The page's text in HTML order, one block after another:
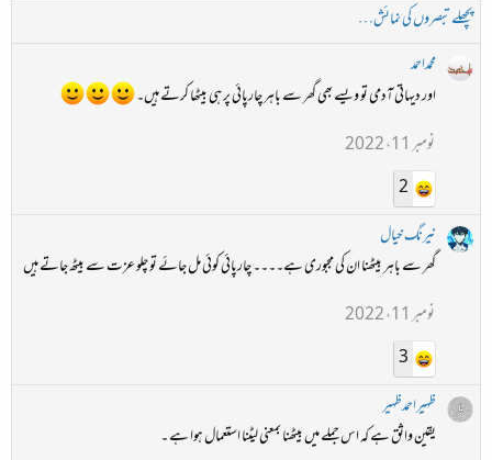
پچھلے تبصروں کی نمائش…
محمداحمد
اور دیہاتی آدمی تو ویسے بھی گھر سے باہر چارپائی پر ہی بیٹھا کرتے ہیں۔
نومبر 11، 2022
2
نیرنگ خیال
گھر سے باہر بیٹھنا ان کی مجبوری ہے۔۔۔۔ چارپائی کوئی مل جائے تو چلو عزت سے بیٹھ جاتے ہیں
نومبر 11، 2022
3
ظہیراحمدظہیر
یقین واثق ہے کہ اس جملے میں بیٹھنا بمعنی لیٹنا استعمال ہوا ہے ۔